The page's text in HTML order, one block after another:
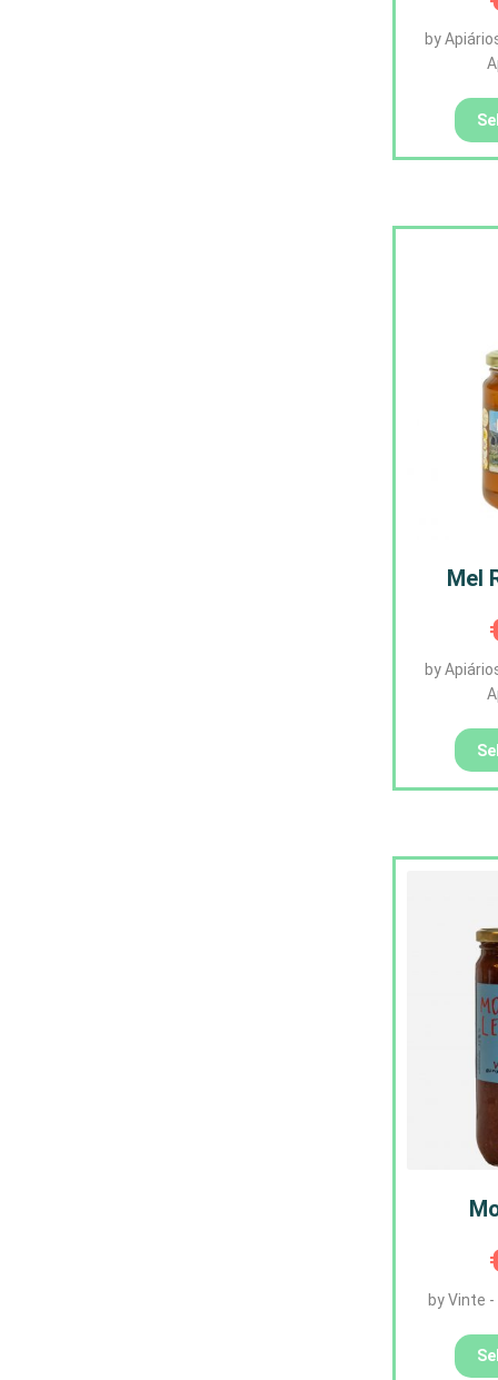
by
Mel
by
by Vinte